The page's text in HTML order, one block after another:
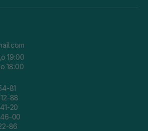
19:00
18:00
81
88
20
00
86